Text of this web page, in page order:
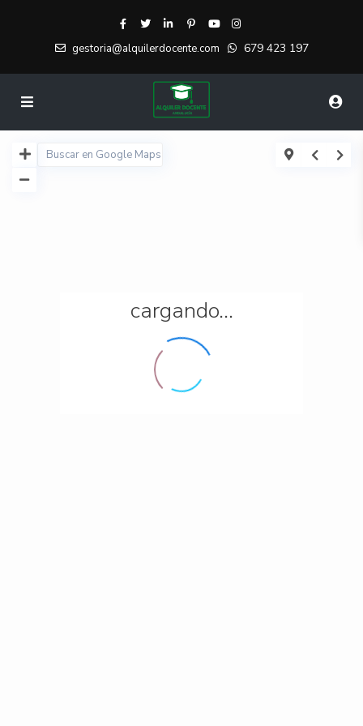
gestoria@alquilerdocente.com 679 423 197
cargando...